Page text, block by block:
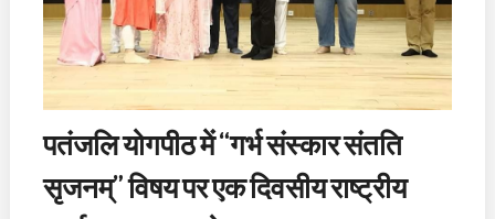
पतंजलि योगपीठ में “गर्भ संस्कार संतति
सृजनम्” विषय पर एक दिवसीय राष्ट्रीय